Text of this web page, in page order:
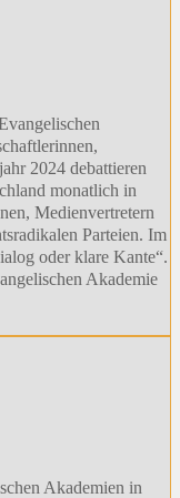
2024 debattieren
monatlich in
Medienvertretern
Parteien. Im
oder klare Kante“.
Akademie
Akademien in